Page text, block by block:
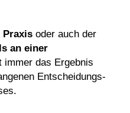
Praxis oder auch der
an einer
immer das Ergebnis
Entscheidungs-